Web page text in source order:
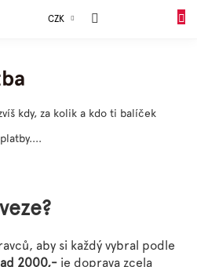
CZK
kdy, za kolik a kdo ti balíček
aby si každý vybral podle
2000,- je doprava zcela